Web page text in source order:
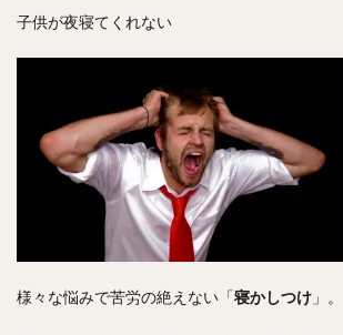
子供が夜寝てくれない
様々な悩みで苦労の絶えない「寝かしつけ 」。